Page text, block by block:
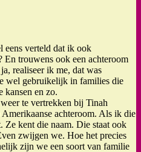
eens verteld dat ik ook
trouwens ook een achteroom
realiseer ik me, dat was
wel gebruikelijk in families die
kansen en zo.
te vertrekken bij Tinah
achteroom. Als ik die
Ze kent die naam. Die staat ook
zwijgen we. Hoe het precies
zijn we een soort van familie